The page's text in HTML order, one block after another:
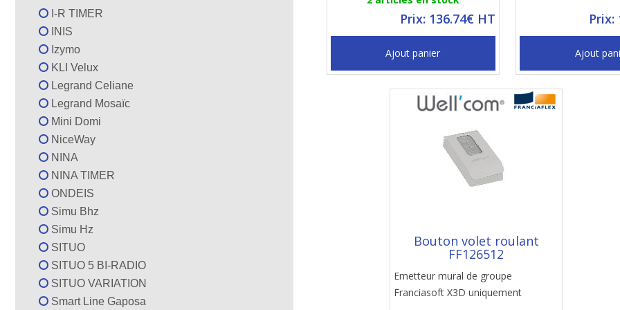
I-R TIMER
INIS
Izymo
KLI Velux
Legrand Celiane
Legrand Mosaïc
Mini Domi
NiceWay
NINA
NINA TIMER
ONDEIS
Simu Bhz
Simu Hz
SITUO
SITUO 5 BI-RADIO
SITUO VARIATION
Smart Line Gaposa
Prix: 136.74€ HT
Ajout panier
Prix:
Ajout
Bouton volet roulant
FF126512
Emetteur mural de groupe
Franciasoft X3D uniquement